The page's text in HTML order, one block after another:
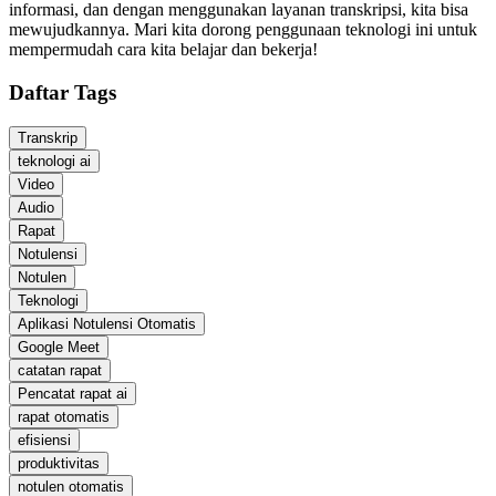
informasi, dan dengan menggunakan layanan transkripsi, kita bisa
mewujudkannya. Mari kita dorong penggunaan teknologi ini untuk
mempermudah cara kita belajar dan bekerja!
Daftar Tags
Transkrip
teknologi ai
Video
Audio
Rapat
Notulensi
Notulen
Teknologi
Aplikasi Notulensi Otomatis
Google Meet
catatan rapat
Pencatat rapat ai
rapat otomatis
efisiensi
produktivitas
notulen otomatis